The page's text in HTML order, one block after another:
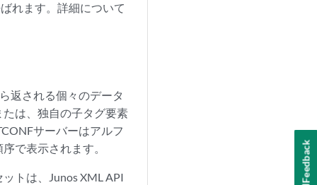
れます。詳細について
返される個々のデータ
は、独自の子タグ要素
サーバーはアルフ
で表示されます。
トは、Junos XML API
Feedback